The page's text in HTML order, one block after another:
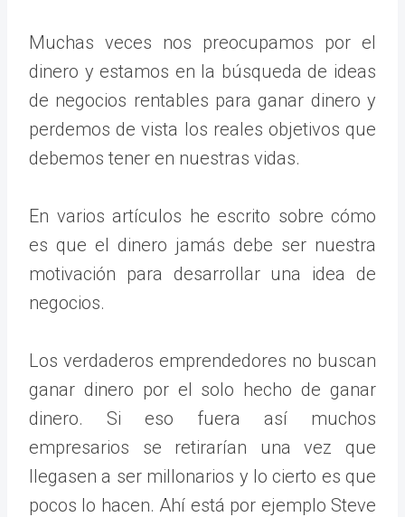
Muchas veces nos preocupamos por el
dinero y estamos en la búsqueda de ideas
de negocios rentables para ganar dinero y
perdemos de vista los reales objetivos que
debemos tener en nuestras vidas.
En varios artículos he escrito sobre cómo
es que el dinero jamás debe ser nuestra
motivación para desarrollar una idea de
negocios.
Los verdaderos emprendedores no buscan
ganar dinero por el solo hecho de ganar
dinero. Si eso fuera así muchos
empresarios se retirarían una vez que
llegasen a ser millonarios y lo cierto es que
pocos lo hacen. Ahí está por ejemplo Steve